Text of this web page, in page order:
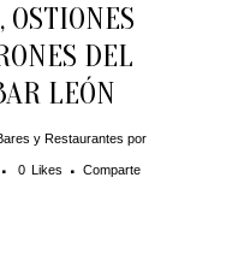
OSTIONES
DEL
LEÓN
y Restaurantes por
0 Likes Comparte